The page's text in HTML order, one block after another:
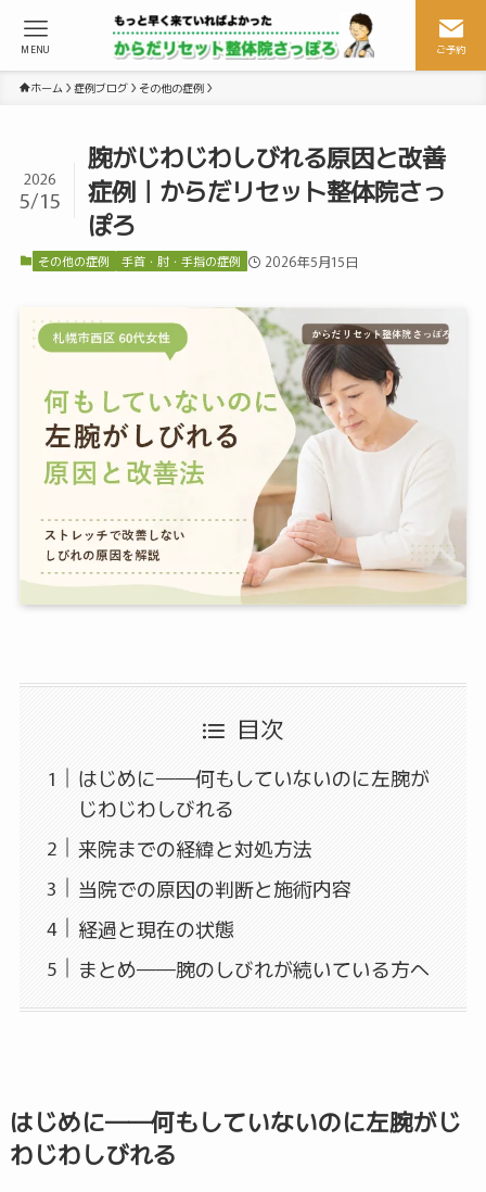
ご予約
MENU
ホーム 症例ブログ その他の症例
腕がじわじわしびれる原因と改善
症例｜からだリセット整体院さっ
ぽろ
2026
5/15
その他の症例 手首・肘・手指の症例 2026年5月15日
目次
はじめに――何もしていないのに左腕が
じわじわしびれる
来院までの経緯と対処方法
当院での原因の判断と施術内容
経過と現在の状態
まとめ――腕のしびれが続いている方へ
はじめに――何もしていないのに左腕がじ
わじわしびれる